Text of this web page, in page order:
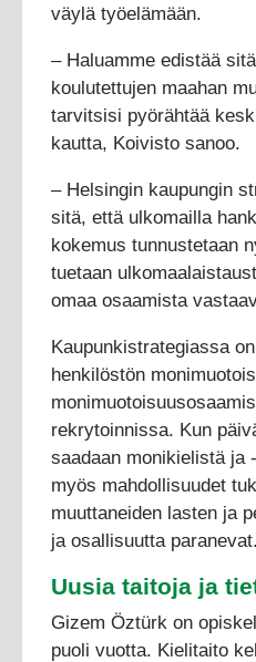
väylä työelämään.
– Haluamme edistää
koulutettujen maahan
tarvitsisi pyörähtää
kautta, Koivisto sanoo.
– Helsingin kaupungin
sitä, että ulkomailla
kokemus tunnustetaan
tuetaan
omaa osaamista
Kaupunkistrategiassa
henkilöstön
rekrytoinnissa. Kun
saadaan monikielistä ja
myös mahdollisuudet
muuttaneiden lasten ja
ja osallisuutta paranevat.
Uusia taitoja ja
Gizem Öztürk on
puoli vuotta. Kielitaito